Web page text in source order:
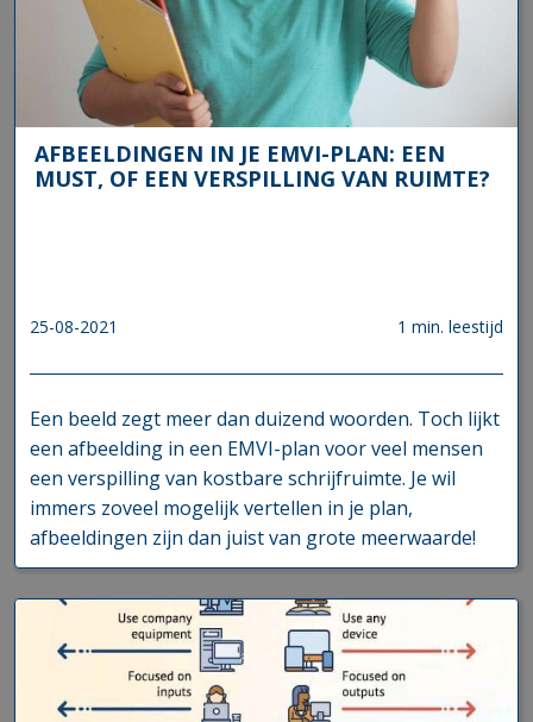
AFBEELDINGEN IN JE EMVI-PLAN: EEN
MUST, OF EEN VERSPILLING VAN RUIMTE?
25-08-2021 1 min. leestijd
Een beeld zegt meer dan duizend woorden. Toch lijkt
een afbeelding in een EMVI-plan voor veel mensen
een verspilling van kostbare schrijfruimte. Je wil
immers zoveel mogelijk vertellen in je plan,
afbeeldingen zijn dan juist van grote meerwaarde!